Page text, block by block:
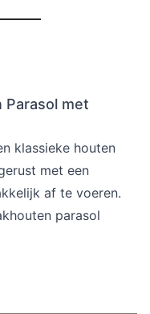
zoeken
Parasol met
klassieke houten
met een
af te voeren.
parasol